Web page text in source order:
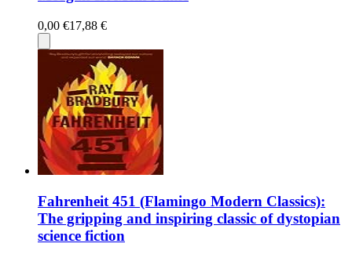
0,00 €17,88 €
Fahrenheit 451 (Flamingo Modern Classics):
The gripping and inspiring classic of dystopian
science fiction